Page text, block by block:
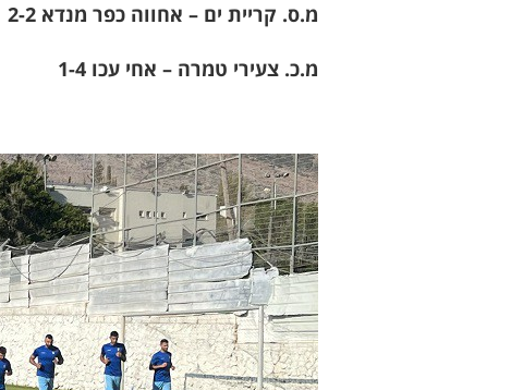
מ.ס. קריית ים – אחווה כפר מנדא 2-2
מ.כ. צעירי טמרה – אחי עכו 1-4